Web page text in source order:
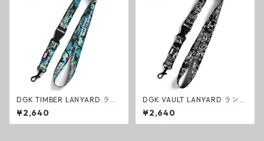
DGK TIMBER LANYARD ラン
ヤード TREE CAMO ファッシ
ョン ネックストラップ スケー
トボード
¥2,640
DGK VAULT LANYARD ランヤ
ード BLACK ファッション ネ
ックストラップ スケートボー
ド
¥2,640